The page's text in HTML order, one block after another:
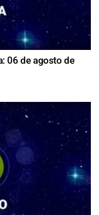
06 de agosto de